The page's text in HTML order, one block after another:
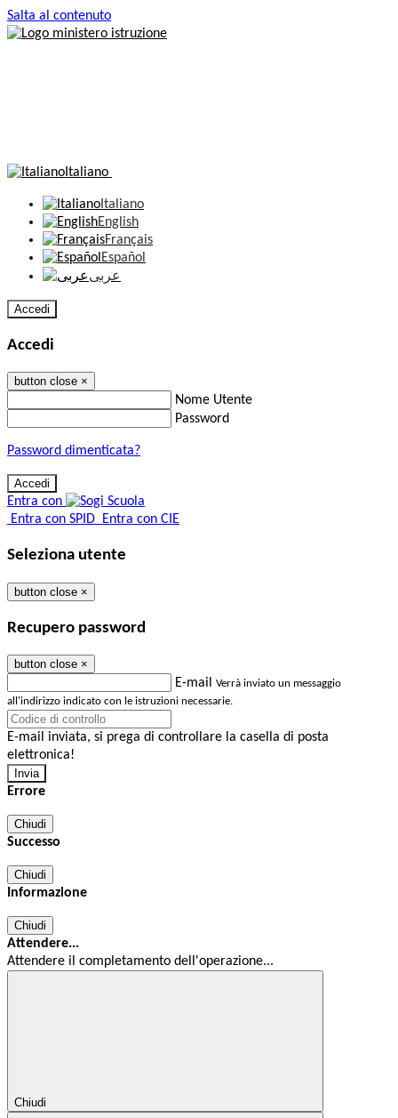
Salta al contenuto
Italiano
Italiano
English
Français
Español
عربى
Accedi
Accedi
button close ×
Nome Utente
Password
Password dimenticata?
Entra con
Entra con SPID Entra con CIE
Seleziona utente
button close ×
Recupero password
button close ×
E-mail Verrà inviato un messaggio
all'indirizzo indicato con le istruzioni necessarie.
E-mail inviata, si prega di controllare la casella di posta
elettronica!
Errore
Chiudi
Successo
Chiudi
Informazione
Chiudi
Attendere...
Attendere il completamento dell'operazione...
Chiudi